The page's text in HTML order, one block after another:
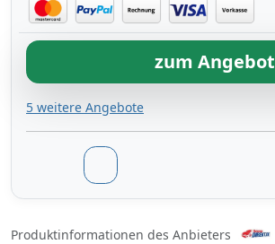
zum Angebot
5 weitere Angebote
Produktinformationen des Anbieters